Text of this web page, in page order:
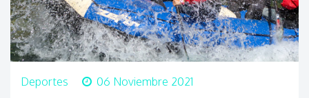
Deportes 06 Noviembre 2021